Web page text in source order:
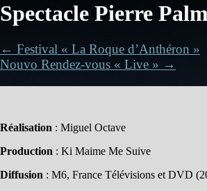
Spectacle Pierre
← Festival « La Roque d’Anthéron »
Nouvo Rendez-vous « Live » →
Réalisation : Miguel Octave
Production : Ki Maime Me Suive
Diffusion : M6, France Télévisions et DVD